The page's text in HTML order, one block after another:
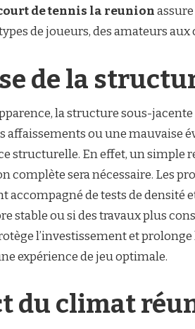
de tennis la reunion
de joueurs, des amateurs
de la
la structure sous-
affaissements ou une mauvaise
structurelle. En effet, un simple
complète sera nécessaire. Les
accompagné de tests de densité
stable ou si des travaux plus
l’investissement et
expérience de jeu optimale.
du climat